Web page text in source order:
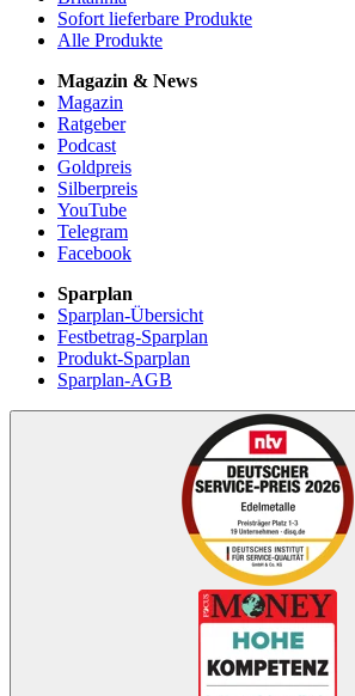
Sofort lieferbare Produkte
Alle Produkte
Magazin & News
Magazin
Ratgeber
Podcast
Goldpreis
Silberpreis
YouTube
Telegram
Facebook
Sparplan
Sparplan-Übersicht
Festbetrag-Sparplan
Produkt-Sparplan
Sparplan-AGB